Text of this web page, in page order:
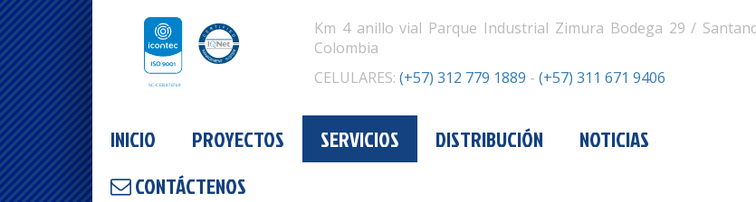
Km 4 anillo vial Parque Industrial Zimura Bodega 29 /
Colombia
CELULARES:(+57) 312 779 1889 -(+57) 311 671 9406
INICIO PROYECTOS SERVICIOS DISTRIBUCIÓN
NOTICIAS
CONTÁCTENOS